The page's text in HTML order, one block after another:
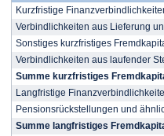
Kurzfristige
Verbindlichkeiten aus Lieferung
Sonstiges kurzfristiges
Verbindlichkeiten aus laufender
Summe kurzfristiges
Langfristige
Pensionsrückstellungen und
Summe langfristiges